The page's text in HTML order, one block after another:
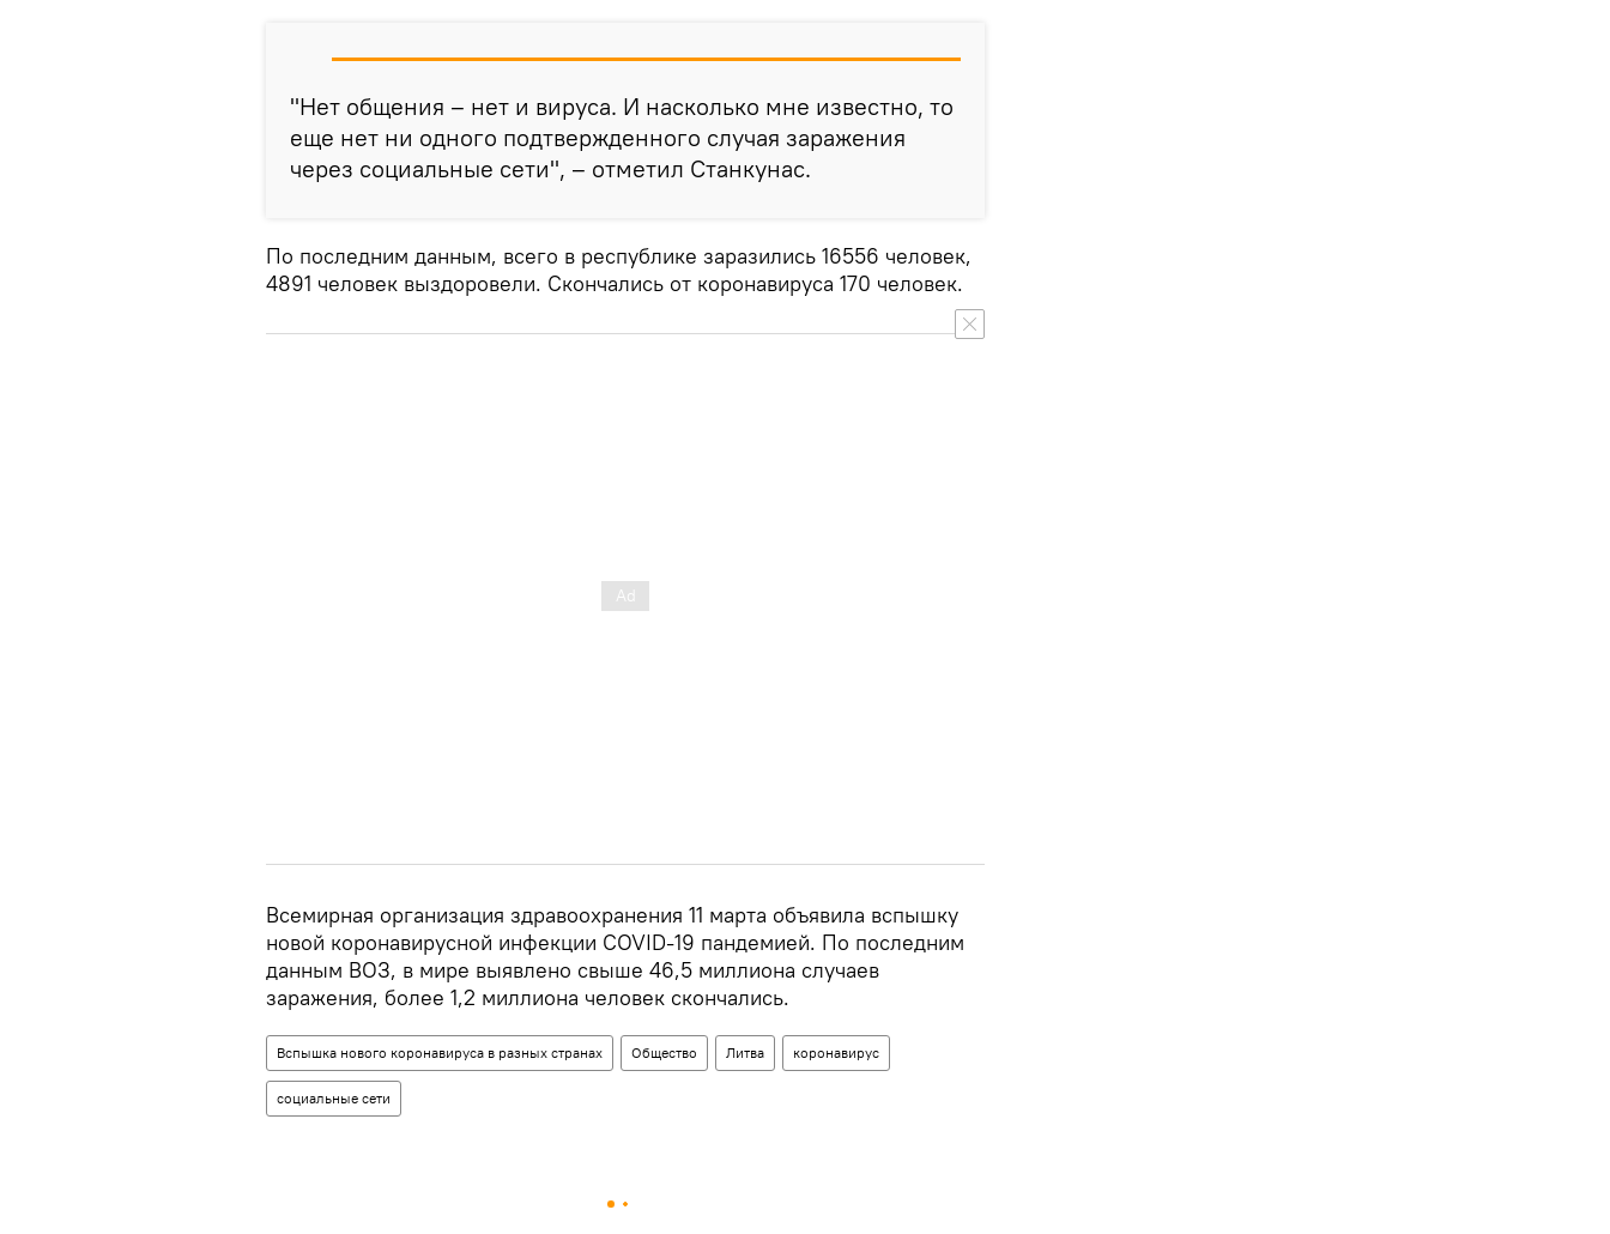
"Нет общения – нет и вируса. И насколько мне известно, то
еще нет ни одного подтвержденного случая заражения
через социальные сети", – отметил Станкунас.
По последним данным, всего в республике заразились 16556 человек,
4891 человек выздоровели. Скончались от коронавируса 170 человек.
Всемирная организация здравоохранения 11 марта объявила вспышку
новой коронавирусной инфекции COVID-19 пандемией. По последним
данным ВОЗ, в мире выявлено свыше 46,5 миллиона случаев
заражения, более 1,2 миллиона человек скончались.
Вспышка нового коронавируса в разных странах Общество Литва коронавирус
социальные сети